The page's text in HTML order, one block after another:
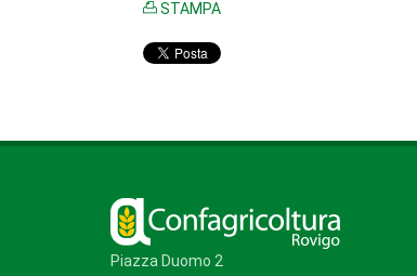
STAMPA
Piazza Duomo 2